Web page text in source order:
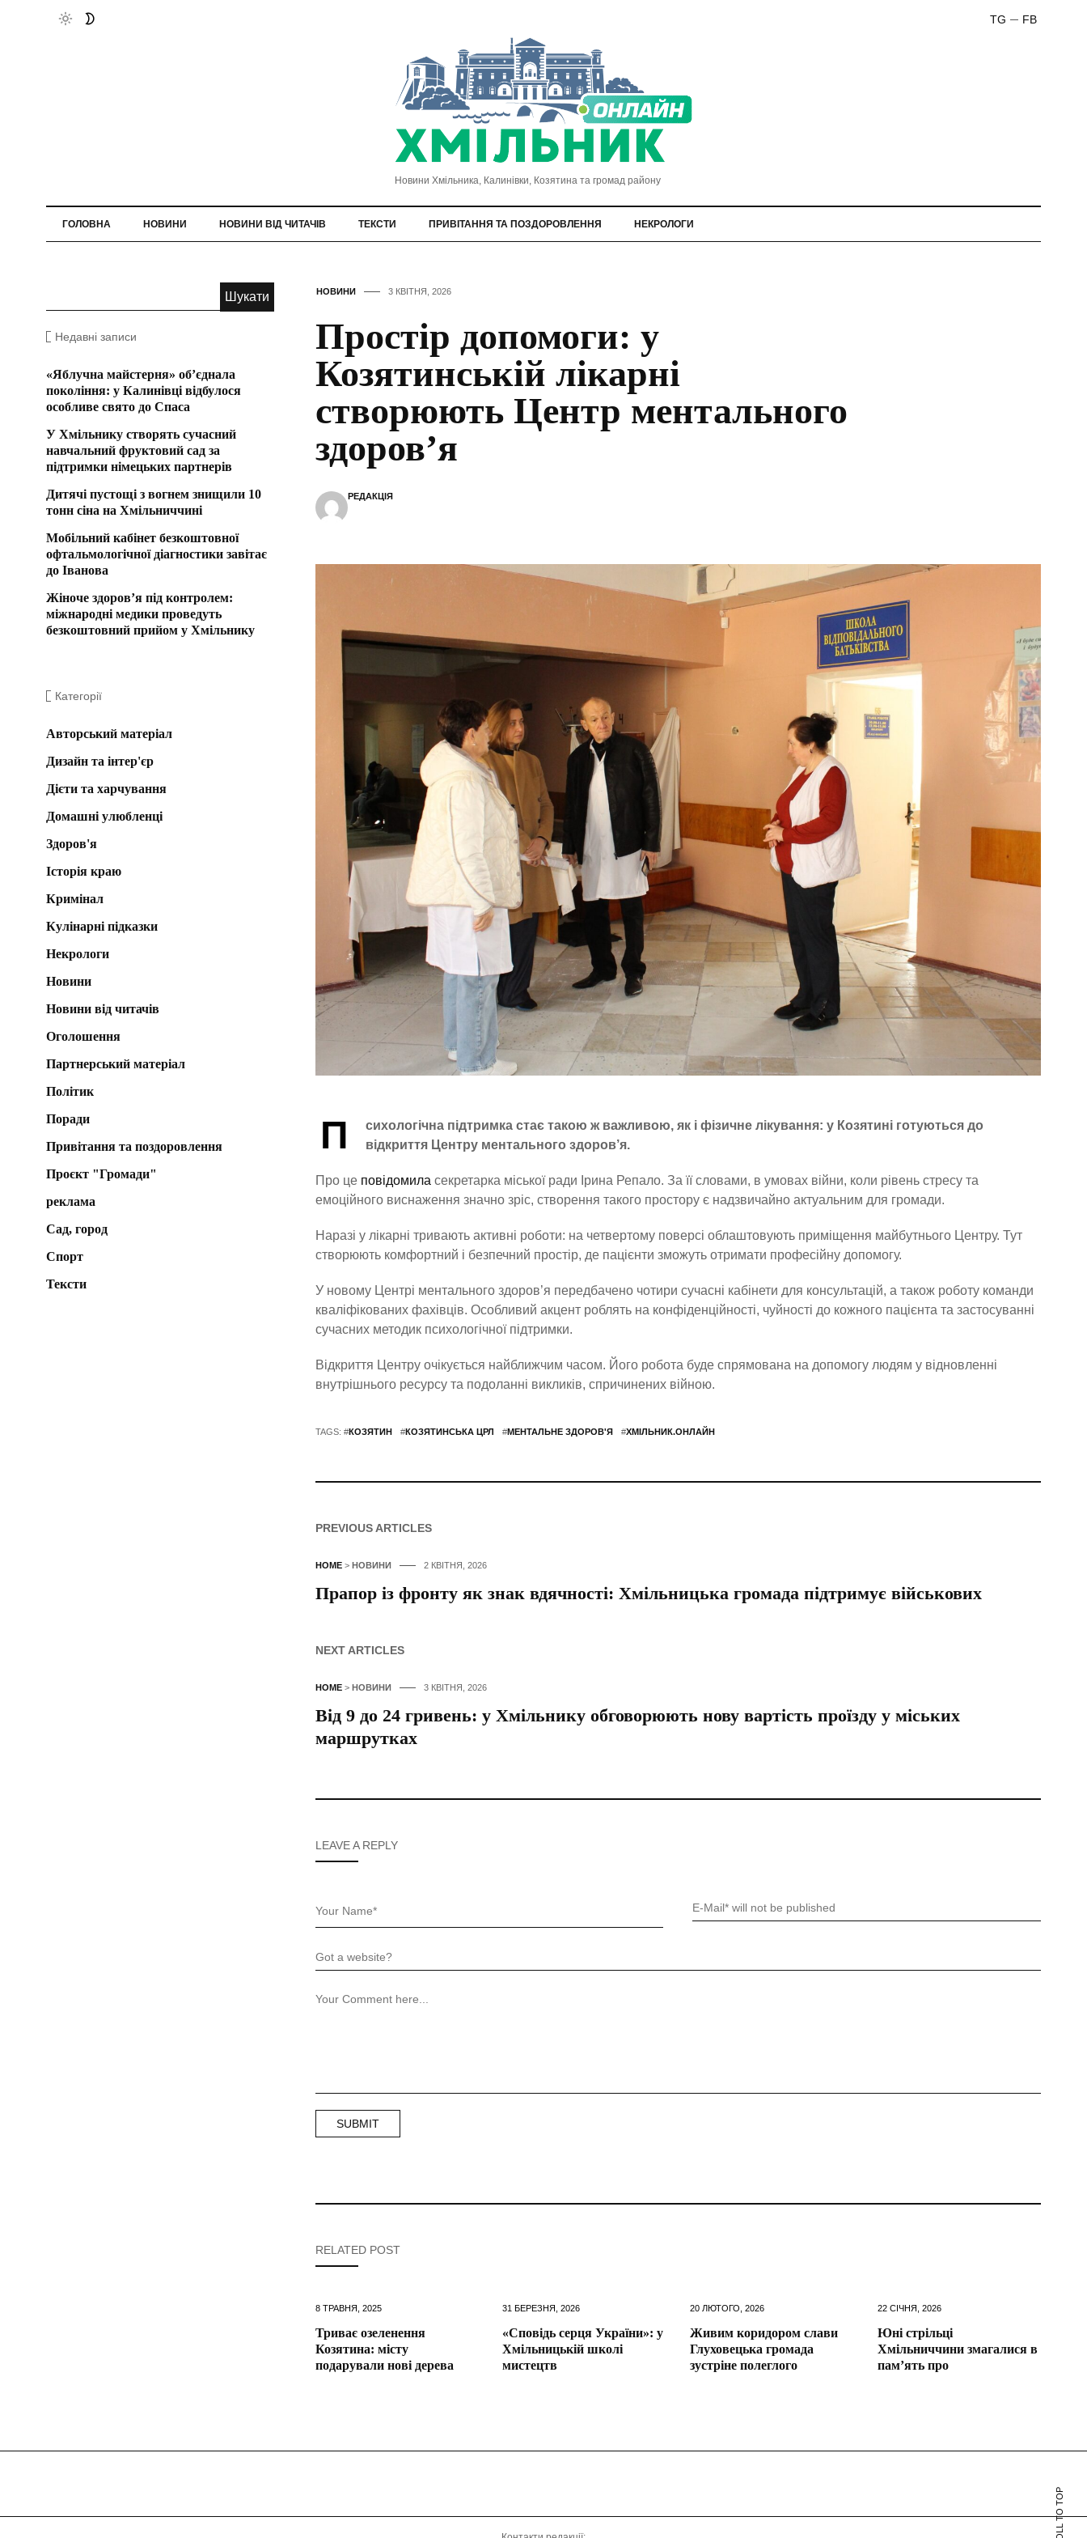
FB
TG
Новини Хмільника, Калинівки, Козятина та громад району
ГОЛОВНА НОВИНИ НОВИНИ ВІД ЧИТАЧІВ ТЕКСТИ ПРИВІТАННЯ ТА ПОЗДОРОВЛЕННЯ НЕКРОЛОГИ
НОВИНИ 3 КВІТНЯ, 2026
Простір допомоги: у
Козятинській лікарні
створюють Центр ментального
здоров’я
РЕДАКЦІЯ
П
сихологічна підтримка стає такою ж важливою, як і фізичне лікування: у Козятині готуються до
відкриття Центру ментального здоров’я.
Про це повідомила секретарка міської ради Ірина Репало. За її словами, в умовах війни, коли рівень стресу та
емоційного виснаження значно зріс, створення такого простору є надзвичайно актуальним для громади.
Наразі у лікарні тривають активні роботи: на четвертому поверсі облаштовують приміщення майбутнього Центру. Тут
створюють комфортний і безпечний простір, де пацієнти зможуть отримати професійну допомогу.
У новому Центрі ментального здоров’я передбачено чотири сучасні кабінети для консультацій, а також роботу команди
кваліфікованих фахівців. Особливий акцент роблять на конфіденційності, чуйності до кожного пацієнта та застосуванні
сучасних методик психологічної підтримки.
Відкриття Центру очікується найближчим часом. Його робота буде спрямована на допомогу людям у відновленні
внутрішнього ресурсу та подоланні викликів, спричинених війною.
TAGS: #КОЗЯТИН #КОЗЯТИНСЬКА ЦРЛ #МЕНТАЛЬНЕ ЗДОРОВ'Я #ХМІЛЬНИК.ОНЛАЙН
PREVIOUS ARTICLES
HOME> НОВИНИ 2 КВІТНЯ, 2026
Прапор із фронту як знак вдячності: Хмільницька громада підтримує військових
NEXT ARTICLES
HOME> НОВИНИ 3 КВІТНЯ, 2026
Від 9 до 24 гривень: у Хмільнику обговорюють нову вартість проїзду у міських
маршрутках
LEAVE A REPLY
RELATED POST
8 ТРАВНЯ, 2025
Триває озеленення
Козятина: місту
подарували нові дерева
31 БЕРЕЗНЯ, 2026
«Сповідь серця України»: у
Хмільницькій школі
мистецтв
20 ЛЮТОГО, 2026
Живим коридором слави
Глуховецька громада
зустріне полеглого
22 СІЧНЯ, 2026
Юні стрільці
Хмільниччини змагалися в
пам’ять про
Недавні записи
«Яблучна майстерня» об’єднала
покоління: у Калинівці відбулося
особливе свято до Спаса
У Хмільнику створять сучасний
навчальний фруктовий сад за
підтримки німецьких партнерів
Дитячі пустощі з вогнем знищили 10
тонн сіна на Хмільниччині
Мобільний кабінет безкоштовної
офтальмологічної діагностики завітає
до Іванова
Жіноче здоров’я під контролем:
міжнародні медики проведуть
безкоштовний прийом у Хмільнику
Категорії
Авторський матеріал
Дизайн та інтер'єр
Дієти та харчування
Домашні улюбленці
Здоров'я
Історія краю
Кримінал
Кулінарні підказки
Некрологи
Новини
Новини від читачів
Оголошення
Партнерський матеріал
Політик
Поради
Привітання та поздоровлення
Проєкт "Громади"
реклама
Сад, город
Спорт
Тексти
SCROLL TO TOP